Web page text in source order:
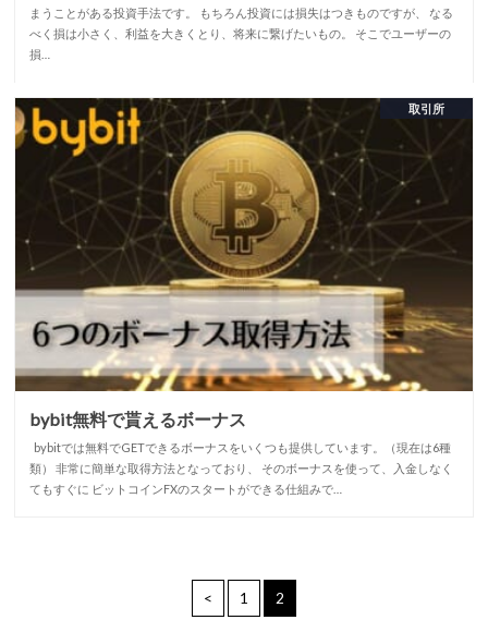
まうことがある投資手法です。 もちろん投資には損失はつきものですが、 なる
べく損は小さく、利益を大きくとり、将来に繋げたいもの。 そこでユーザーの
損…
取引所
bybit無料で貰えるボーナス
bybitでは無料でGETできるボーナスをいくつも提供しています。（現在は6種
類） 非常に簡単な取得方法となっており、 そのボーナスを使って、入金しなく
てもすぐに ビットコインFXのスタートができる仕組みで…
< 1 2